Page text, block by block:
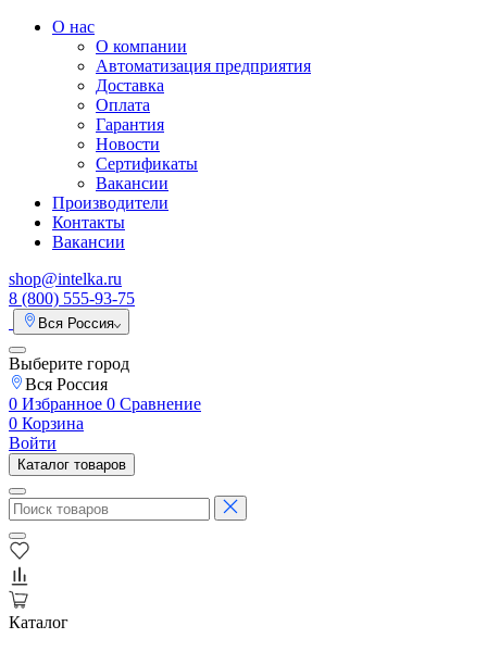
О нас
О компании
Автоматизация предприятия
Доставка
Оплата
Гарантия
Новости
Сертификаты
Вакансии
Производители
Контакты
Вакансии
shop@intelka.ru
8 (800) 555-93-75
Вся Россия
Выберите город
Вся Россия
0 Избранное 0 Сравнение
0 Корзина
Войти
Каталог товаров
Каталог